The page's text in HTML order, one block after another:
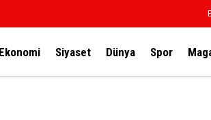
Ekonomi Siyaset Dünya Spor